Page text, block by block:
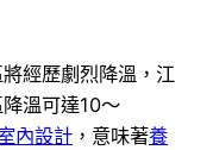
經歷劇烈降溫，江
溫可達10～
內設計 ，意味著養